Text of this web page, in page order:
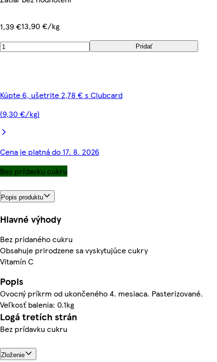
1,39 €13,90 €/kg
Pridať
Kúpte 6, ušetrite 2,78 € s Clubcard
(9,30 €/kg)
Cena je platná do 17. 8. 2026
Bez prídavku cukru
Popis produktu
Hlavné výhody
Bez pridaného cukru
Obsahuje prirodzene sa vyskytujúce cukry
Vitamín C
Popis
Ovocný príkrm od ukončeného 4. mesiaca. Pasterizované.
Veľkosť balenia: 0.1kg
Logá tretích strán
Bez prídavku cukru
Zloženie